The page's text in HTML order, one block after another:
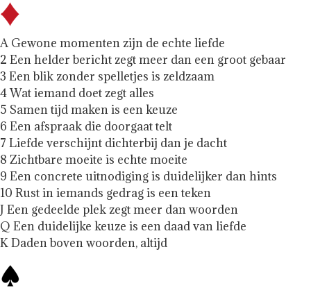
A Gewone momenten zijn de echte liefde
2 Een helder bericht zegt meer dan een groot gebaar
3 Een blik zonder spelletjes is zeldzaam
4 Wat iemand doet zegt alles
5 Samen tijd maken is een keuze
6 Een afspraak die doorgaat telt
7 Liefde verschijnt dichterbij dan je dacht
8 Zichtbare moeite is echte moeite
9 Een concrete uitnodiging is duidelijker dan hints
10 Rust in iemands gedrag is een teken
J Een gedeelde plek zegt meer dan woorden
Q Een duidelijke keuze is een daad van liefde
K Daden boven woorden, altijd